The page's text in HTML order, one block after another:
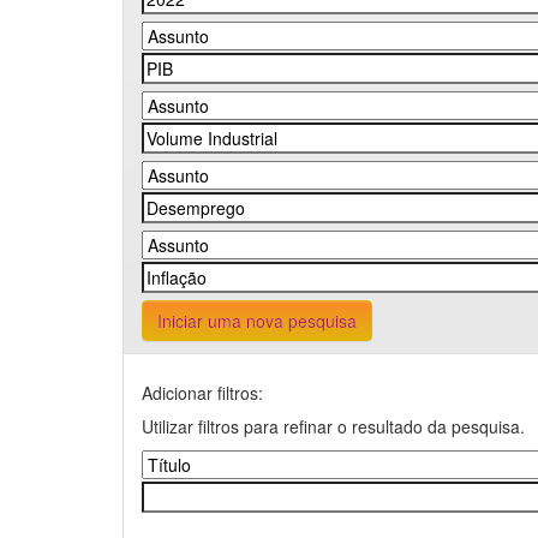
Iniciar uma nova pesquisa
Adicionar filtros:
Utilizar filtros para refinar o resultado da pesquisa.